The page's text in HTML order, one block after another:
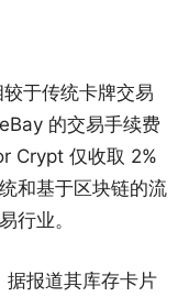
于传统卡牌交易
的交易手续费
Crypt 仅收取 2%
和基于区块链的流
行业。
报道其库存卡片